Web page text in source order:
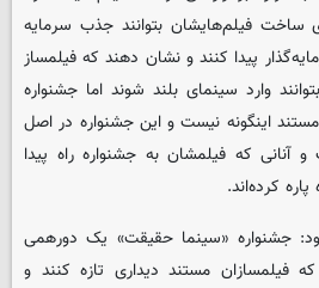
ساخت فیلم‌هایشان بتوانند جذب سرمایه
پیدا کنند و نشان دهند که فیلمساز
وارد سینمای بلند شوند اما جشنواره
اینگونه نیست و این جشنواره در اصل
که فیلمشان به جشنواره راه پیدا
کرده‌اند.
جشنواره «سینما حقیقت» یک دورهمی
مستند دیداری تازه کنند و